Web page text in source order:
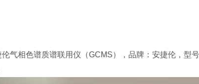
气相色谱质谱联用仪（GCMS），品牌：安捷伦，